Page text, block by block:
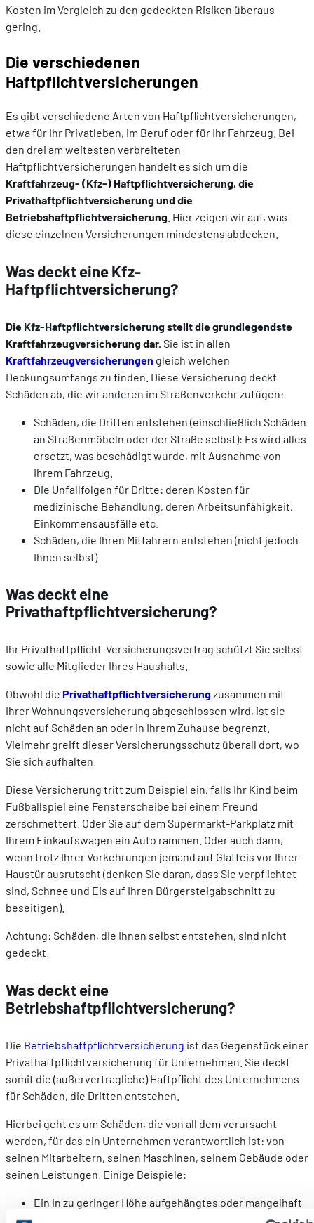
Kosten im Vergleich zu den gedeckten Risiken überaus
gering.
Die verschiedenen
Haftpflichtversicherungen
Es gibt verschiedene Arten von Haftpflichtversicherungen,
etwa für Ihr Privatleben, im Beruf oder für Ihr Fahrzeug. Bei
den drei am weitesten verbreiteten
Haftpflichtversicherungen handelt es sich um die
Kraftfahrzeug- (Kfz-) Haftpflichtversicherung, die
Privathaftpflichtversicherung und die
Betriebshaftpflichtversicherung . Hier zeigen wir auf, was
diese einzelnen Versicherungen mindestens abdecken.
Was deckt eine Kfz-
Haftpflichtversicherung?
Die Kfz-Haftpflichtversicherung stellt die grundlegendste
Kraftfahrzeugversicherung dar. Sie ist in allen
Kraftfahrzeugversicherungen gleich welchen
Deckungsumfangs zu finden. Diese Versicherung deckt
Schäden ab, die wir anderen im Straßenverkehr zufügen:
Schäden, die Dritten entstehen (einschließlich Schäden
an Straßenmöbeln oder der Straße selbst): Es wird alles
ersetzt, was beschädigt wurde, mit Ausnahme von
Ihrem Fahrzeug.
Die Unfallfolgen für Dritte: deren Kosten für
medizinische Behandlung, deren Arbeitsunfähigkeit,
Einkommensausfälle etc.
Schäden, die Ihren Mitfahrern entstehen (nicht jedoch
Ihnen selbst)
Was deckt eine
Privathaftpflichtversicherung?
Ihr Privathaftpflicht-Versicherungsvertrag schützt Sie selbst
sowie alle Mitglieder Ihres Haushalts.
Obwohl die Privathaftpflichtversicherungzusammen mit
Ihrer Wohnungsversicherung abgeschlossen wird, ist sie
nicht auf Schäden an oder in Ihrem Zuhause begrenzt.
Vielmehr greift dieser Versicherungsschutz überall dort, wo
Sie sich aufhalten.
Diese Versicherung tritt zum Beispiel ein, falls Ihr Kind beim
Fußballspiel eine Fensterscheibe bei einem Freund
zerschmettert. Oder Sie auf dem Supermarkt-Parkplatz mit
Ihrem Einkaufswagen ein Auto rammen. Oder auch dann,
wenn trotz Ihrer Vorkehrungen jemand auf Glatteis vor Ihrer
Haustür ausrutscht (denken Sie daran, dass Sie verpflichtet
sind, Schnee und Eis auf Ihren Bürgersteigabschnitt zu
beseitigen).
Achtung: Schäden, die Ihnen selbst entstehen, sind nicht
gedeckt.
Was deckt eine
Betriebshaftpflichtversicherung?
Die Betriebshaftpflichtversicherung ist das Gegenstück einer
Privathaftpflichtversicherung für Unternehmen. Sie deckt
somit die (außervertragliche) Haftpflicht des Unternehmens
für Schäden, die Dritten entstehen.
Hierbei geht es um Schäden, die von all dem verursacht
werden, für das ein Unternehmen verantwortlich ist: von
seinen Mitarbeitern, seinen Maschinen, seinem Gebäude oder
seinen Leistungen. Einige Beispiele:
Ein in zu geringer Höhe aufgehängtes oder mangelhaft